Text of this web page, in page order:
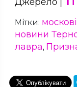
Мітки:
новини
лавра,